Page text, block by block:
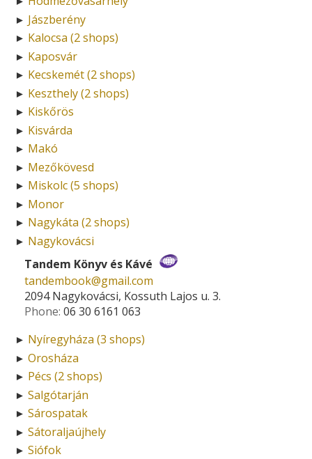
► Jászberény
► Kalocsa (2 shops)
► Kaposvár
► Kecskemét (2 shops)
► Keszthely (2 shops)
► Kiskőrös
► Kisvárda
► Makó
► Mezőkövesd
► Miskolc (5 shops)
► Monor
► Nagykáta (2 shops)
► Nagykovácsi
Tandem Könyv és Kávé
tandembook­@­gmail.com
2094 Nagykovácsi, Kossuth Lajos u. 3.
Phone: 06 30 6161 063
► Nyíregyháza (3 shops)
► Orosháza
► Pécs (2 shops)
► Salgótarján
► Sárospatak
► Sátoraljaújhely
► Siófok